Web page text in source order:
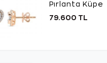
Pırlanta Küpe
79.600 TL